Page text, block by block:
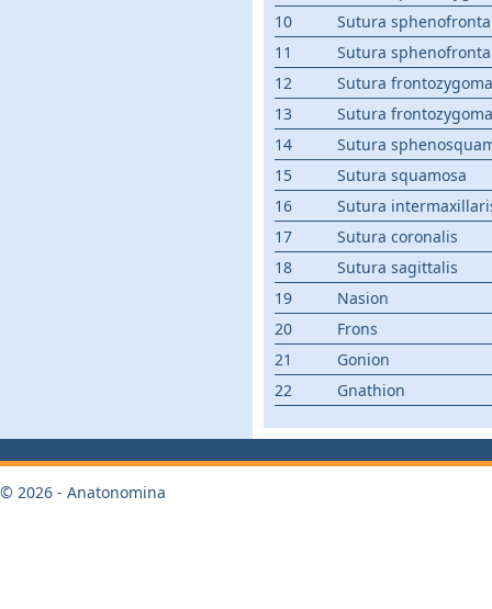
10
Sutura
11
Sutura
12
Sutura
13
Sutura
14
Sutura
15
Sutura squamosa
16
Sutura
17
Sutura coronalis
18
Sutura sagittalis
19
Nasion
20
Frons
21
Gonion
22
Gnathion
© 2026 - Anatonomina